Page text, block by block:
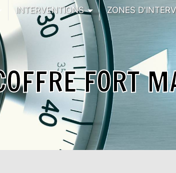
INTERVENTIONS ZONES
FORT